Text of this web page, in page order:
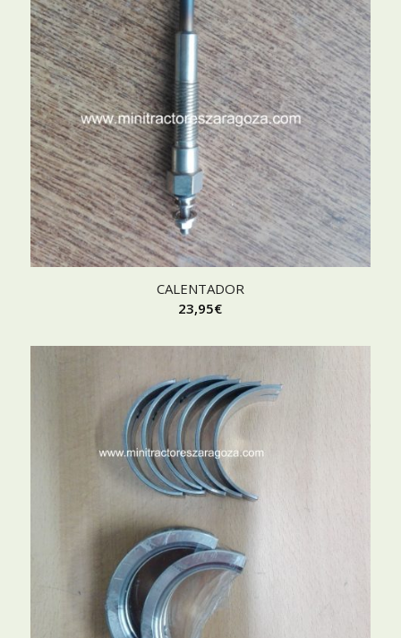
CALENTADOR
23,95€